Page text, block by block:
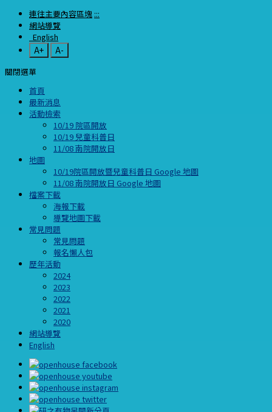
連往主要內容區塊 :::
網站導覽
English
A+
A-
關閉選單
首頁
最新消息
活動檢索
10/19 院區開放
10/19 兒童科普日
11/08 南院開放日
地圖
10/19院區開放暨兒童科普日 Google 地圖
11/08 南院開放日 Google 地圖
檔案下載
海報下載
導覽地圖下載
常見問題
常見問題
報名懶人包
歷年活動
2024
2023
2022
2021
2020
網站導覽
English